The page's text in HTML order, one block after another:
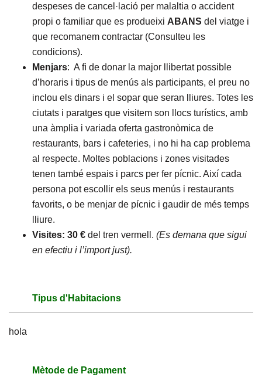
despeses de cancel·lació per malaltia o accident
propi o familiar que es produeixi ABANS del viatge i
que recomanem contractar (Consulteu les
condicions).
Menjars: A ﬁ de donar la major llibertat possible
d’horaris i tipus de menús als participants, el preu no
inclou els dinars i el sopar que seran lliures. Totes les
ciutats i paratges que visitem son llocs turístics, amb
una àmplia i variada oferta gastronòmica de
restaurants, bars i cafeteries, i no hi ha cap problema
al respecte. Moltes poblacions i zones visitades
tenen també espais i parcs per fer pícnic. Així cada
persona pot escollir els seus menús i restaurants
favorits, o be menjar de pícnic i gaudir de més temps
lliure.
Visites: 30 € del tren vermell. (Es demana que sigui
en efectiu i l’import just).
Tipus d'Habitacions
hola
Mètode de Pagament